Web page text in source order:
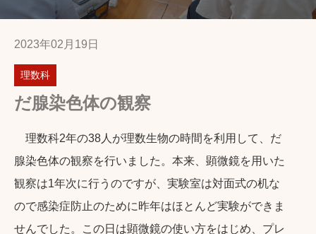
2023年02月19日
理数科
だ腺染色体の観察
理数科2年の38人が理数生物の時間を利用して、だ
腺染色体の観察を行いました。本来、顕微鏡を用いた
観察は1年次に行うのですが、実験室は対面式の机な
ので感染症防止のために昨年はほとんど実験ができま
せんでした。この日は顕微鏡の使い方をはじめ、プレ